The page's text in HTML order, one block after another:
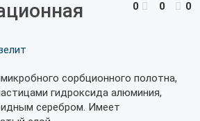
0 0 0
сорбционного полотна,
гидроксида алюминия,
серебром. Имеет